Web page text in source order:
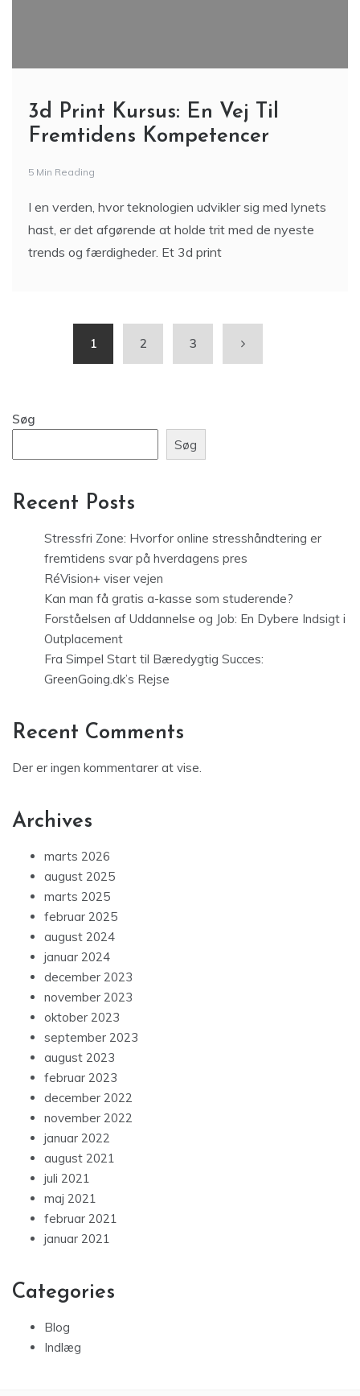
3d Print Kursus: En Vej Til
Fremtidens Kompetencer
5 Min Reading
I en verden, hvor teknologien udvikler sig med lynets
hast, er det afgørende at holde trit med de nyeste
trends og færdigheder. Et 3d print
1 2 3
Søg
Søg
Recent Posts
Stressfri Zone: Hvorfor online stresshåndtering er
fremtidens svar på hverdagens pres
RéVision+ viser vejen
Kan man få gratis a-kasse som studerende?
Forståelsen af Uddannelse og Job: En Dybere Indsigt i
Outplacement
Fra Simpel Start til Bæredygtig Succes:
GreenGoing.dk’s Rejse
Recent Comments
Der er ingen kommentarer at vise.
Archives
marts 2026
august 2025
marts 2025
februar 2025
august 2024
januar 2024
december 2023
november 2023
oktober 2023
september 2023
august 2023
februar 2023
december 2022
november 2022
januar 2022
august 2021
juli 2021
maj 2021
februar 2021
januar 2021
Categories
Blog
Indlæg